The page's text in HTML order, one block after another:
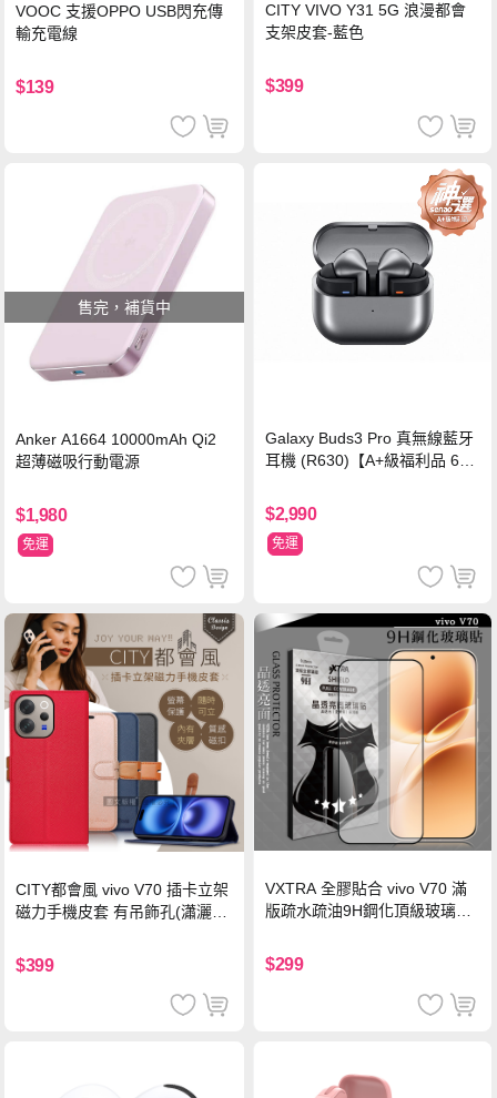
VOOC 支援OPPO USB閃充傳
輸充電線
$139
CITY VIVO Y31 5G 浪漫都會
支架皮套-藍色
$399
售完，補貨中
Anker A1664 10000mAh Qi2
超薄磁吸行動電源
$1,980
免運
Galaxy Buds3 Pro 真無線藍牙
耳機 (R630)【A+級福利品 6個
$2,990
免運
CITY都會風 vivo V70 插卡立架
磁力手機皮套 有吊飾孔(瀟灑
$399
VXTRA 全膠貼合 vivo V70 滿
版疏水疏油9H鋼化頂級玻璃貼
$299